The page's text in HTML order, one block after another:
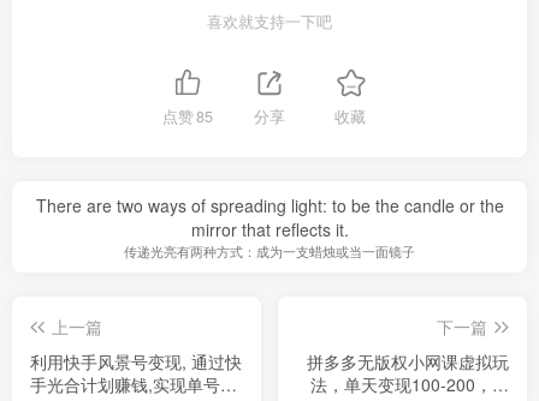
喜欢就支持一下吧
点赞85 分享 收藏
There are two ways of spreading light: to be the candle or the
mirror that reflects it.
传递光亮有两种方式：成为一支蜡烛或当一面镜子
上一篇
利用快手风景号变现, 通过快
手光合计划赚钱,实现单号月
下一篇
拼多多无版权小网课虚拟玩
法，单天变现100-200，全